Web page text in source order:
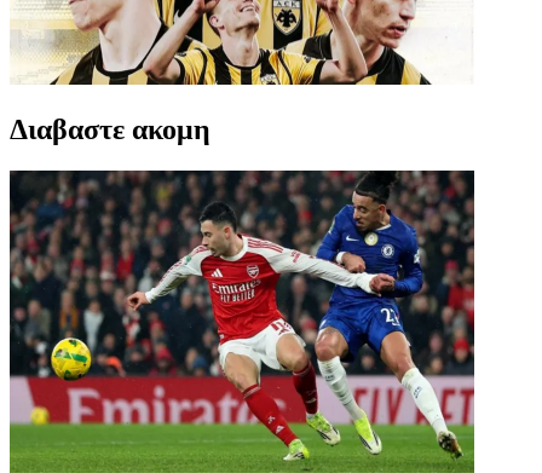
Διαβαστε ακομη